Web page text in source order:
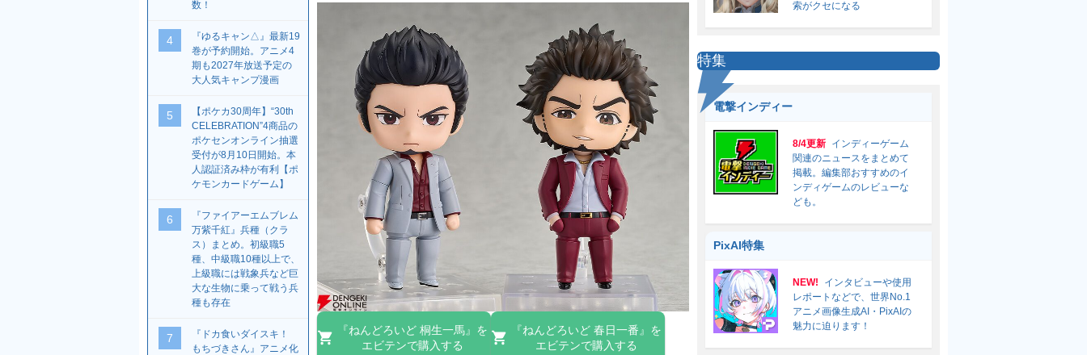
『ねんどろいど 桐生一馬』を
エビテンで購入する
『ねんどろいど 春日一番』を
エビテンで購入する
数！
4
『ゆるキャン△』最新19
巻が予約開始。アニメ4
期も2027年放送予定の
大人気キャンプ漫画
5
【ポケカ30周年】“30th
CELEBRATION”4商品の
ポケセンオンライン抽選
受付が8月10日開始。本
人認証済み枠が有利【ポ
ケモンカードゲーム】
6
『ファイアーエムブレム
万紫千紅』兵種（クラ
ス）まとめ。初級職5
種、中級職10種以上で、
上級職には戦象兵など巨
大な生物に乗って戦う兵
種も存在
7
『ドカ食いダイスキ！
もちづきさん』アニメ化
索がクセになる
特集
電撃インディー
8/4更新 インディーゲーム
関連のニュースをまとめて
掲載。編集部おすすめのイ
ンディゲームのレビューな
ども。
PixAI特集
NEW!
インタビューや使用
レポートなどで、世界No.1
アニメ画像生成AI・PixAIの
魅力に迫ります！